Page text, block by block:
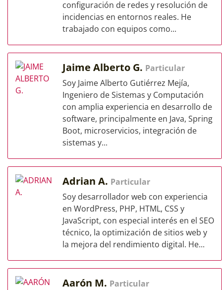
configuración de redes y resolución de
incidencias en entornos reales. He
trabajado con equipos como...
Jaime Alberto G. Particular
Soy Jaime Alberto Gutiérrez Mejía,
Ingeniero de Sistemas y Computación
con amplia experiencia en desarrollo de
software, principalmente en Java, Spring
Boot, microservicios, integración de
sistemas y...
Adrian A. Particular
Soy desarrollador web con experiencia
en WordPress, PHP, HTML, CSS y
JavaScript, con especial interés en el SEO
técnico, la optimización de sitios web y
la mejora del rendimiento digital. He...
Aarón M. Particular